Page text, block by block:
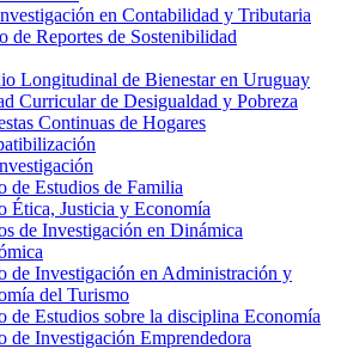
en Contabilidad y Tributaria
de Reportes de Sostenibilidad
Longitudinal de Bienestar en Uruguay
Curricular de Desigualdad y Pobreza
Continuas de Hogares
de Estudios de Familia
Ética, Justicia y Economía
de Investigación en Dinámica
de Investigación en Administración y
del Turismo
de Estudios sobre la disciplina Economía
de Investigación Emprendedora